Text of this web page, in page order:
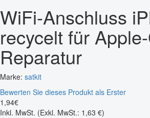
WiFi-Anschluss
recycelt für
Reparatur
Marke: satkit
Bewerten Sie dieses Produkt als Erster
1 ,94€
Inkl. MwSt. (Exkl. MwSt.: 1,63 €)